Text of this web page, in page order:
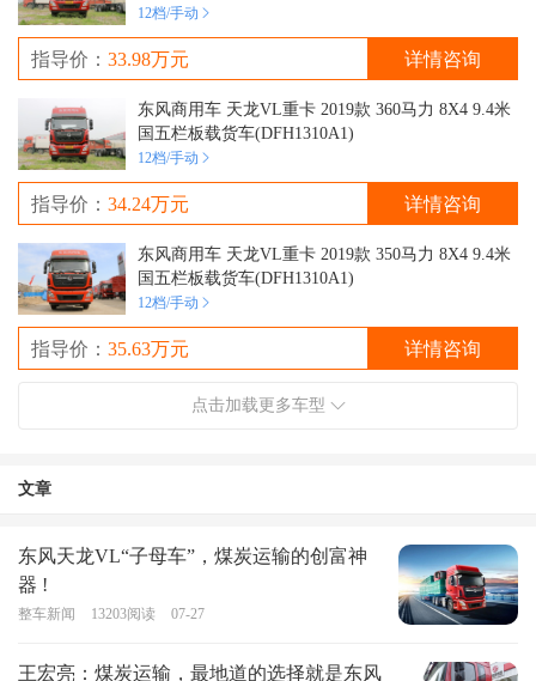
12档/手动
指导价： 33.98万元 详情咨询
东风商用车 天龙VL重卡 2019款 360马力 8X4 9.4米
国五栏板载货车(DFH1310A1)
12档/手动
指导价： 34.24万元 详情咨询
东风商用车 天龙VL重卡 2019款 350马力 8X4 9.4米
国五栏板载货车(DFH1310A1)
12档/手动
指导价： 35.63万元 详情咨询
点击加载更多车型
文章
东风天龙VL“子母车”，煤炭运输的创富神
器 !
整车新闻 13203阅读 07-27
王宏亮：煤炭运输，最地道的选择就是东风